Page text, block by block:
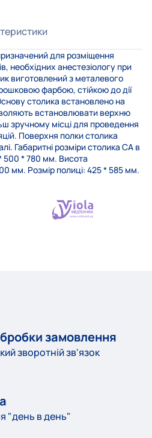
для розміщення
необхідних анестезіологу при
виготовлений з металевого
фарбою, стійкою до дії
столика встановлено на
встановлювати верхню
зручному місці для проведення
Поверхня полки столика
Габаритні розміри столика СА в
500 * 780 мм. Висота
мм. Розмір полиці: 425 * 585 мм.
замовлення
зворотній зв'язок
"день в день"